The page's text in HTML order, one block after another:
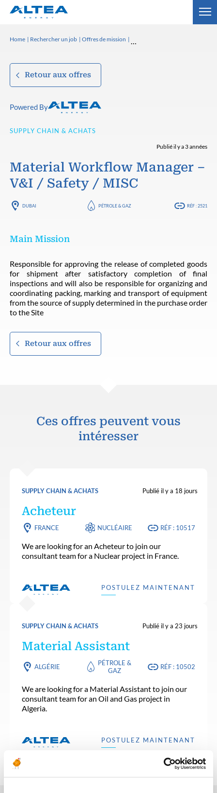
Home Rechercher un job Offres de mission
Retour aux offres
Powered By
SUPPLY CHAIN & ACHATS
Publié il y a 3 années
Material Workflow Manager –
V&I / Safety / MISC
DUBAI PÉTROLE & GAZ RÉF : 2521
Main Mission
Responsible for approving the release of completed goods
for shipment after satisfactory completion of final
inspections and will also be responsible for organizing and
coordinating packing, marking and transport of equipment
from the source of supply determined in the purchase order
to the Site
Retour aux offres
Ces offres peuvent vous
intéresser
SUPPLY CHAIN & ACHATS Publié il y a 18 jours
Acheteur
FRANCE NUCLÉAIRE RÉF : 10517
We are looking for an Acheteur to join our
consultant team for a Nuclear project in France.
POSTULEZ MAINTENANT
SUPPLY CHAIN & ACHATS Publié il y a 23 jours
Material Assistant
ALGÉRIE
PÉTROLE &
GAZ
RÉF : 10502
We are looking for a Material Assistant to join our
consultant team for an Oil and Gas project in
Algeria.
POSTULEZ MAINTENANT